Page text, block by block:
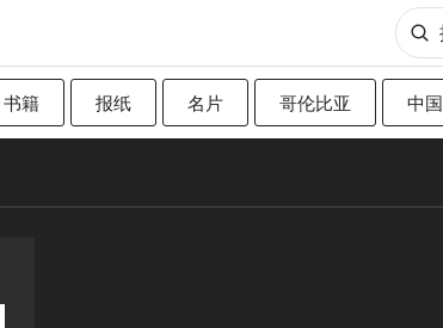
书籍 报纸 名片 哥伦比亚 中国